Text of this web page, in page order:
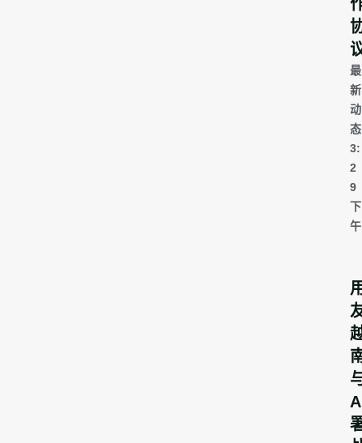
最
新
动
态
3:
2
9
下
午